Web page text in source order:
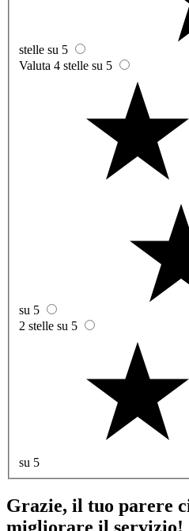
stelle su 5
Valuta 4 stelle su 5
su 5
2 stelle su 5
su 5
Grazie, il tuo parere